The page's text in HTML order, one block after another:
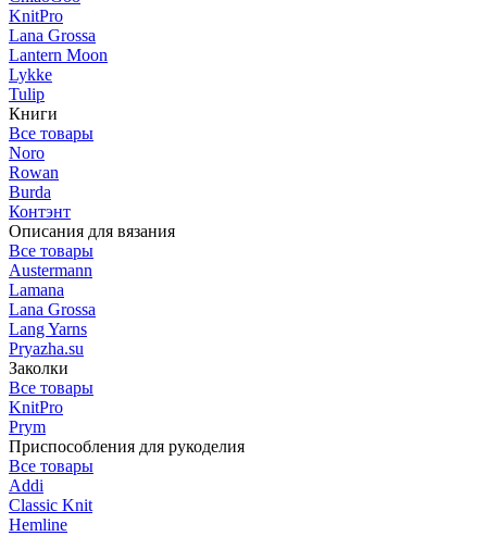
KnitPro
Lana Grossa
Lantern Moon
Lykke
Tulip
Книги
Все товары
Noro
Rowan
Burda
Контэнт
Описания для вязания
Все товары
Austermann
Lamana
Lana Grossa
Lang Yarns
Pryazha.su
Заколки
Все товары
KnitPro
Prym
Приспособления для рукоделия
Все товары
Addi
Classic Knit
Hemline